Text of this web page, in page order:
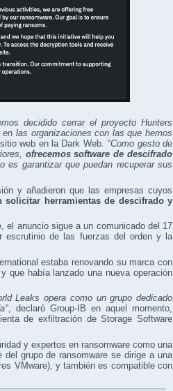
decidido cerrar el proyecto Hunters
las organizaciones con las que hemos
web en la Dark Web. "Como gesto de
ofrecemos software de descifrado
es garantizar que puedan recuperar sus
y añadieron que las empresas cuyos
solicitar herramientas de descifrado y
el anuncio sigue a un comunicado del 17
escrutinio de las fuerzas del orden y la
estaba renovando su marca con
que había lanzado una nueva operación
Leaks opera como un grupo dedicado
, declaró Group-IB en aquel momento,
de exfiltración de Storage Software
y expertos en ransomware como una
grupo de ransomware se dirige a una
VMware), y también es compatible con